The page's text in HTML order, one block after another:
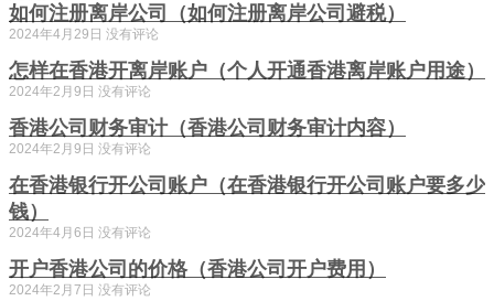
如何注册离岸公司（如何注册离岸公司避税）
2024年4月29日 没有评论
怎样在香港开离岸账户（个人开通香港离岸账户用途）
2024年2月9日 没有评论
香港公司财务审计（香港公司财务审计内容）
2024年2月9日 没有评论
在香港银行开公司账户（在香港银行开公司账户要多少
钱）
2024年4月6日 没有评论
开户香港公司的价格（香港公司开户费用）
2024年2月7日 没有评论